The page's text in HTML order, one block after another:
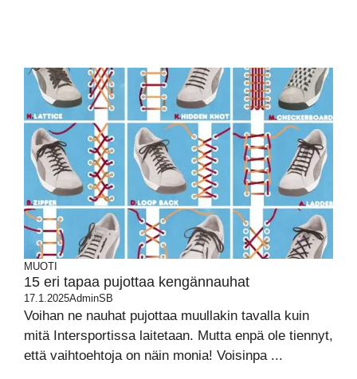
MUOTI
15 eri tapaa pujottaa kengännauhat
17.1.2025AdminSB
Voihan ne nauhat pujottaa muullakin tavalla kuin
mitä Intersportissa laitetaan. Mutta enpä ole tiennyt,
että vaihtoehtoja on näin monia! Voisinpa ...